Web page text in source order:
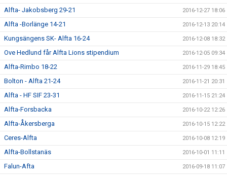
Alfta- Jakobsberg 29-21 2016-12-27 18:06
Alfta -Borlänge 14-21 2016-12-13 20:14
Kungsängens SK- Alfta 16-24 2016-12-08 18:32
Ove Hedlund får Alfta Lions stipendium 2016-12-05 09:34
Alfta-Rimbo 18-22 2016-11-29 18:45
Bolton - Alfta 21-24 2016-11-21 20:31
Alfta - HF SIF 23-31 2016-11-15 21:24
Alfta-Forsbacka 2016-10-22 12:26
Alfta-Åkersberga 2016-10-15 12:22
Ceres-Alfta 2016-10-08 12:19
Alfta-Bollstanäs 2016-10-01 11:11
Falun-Afta 2016-09-18 11:07